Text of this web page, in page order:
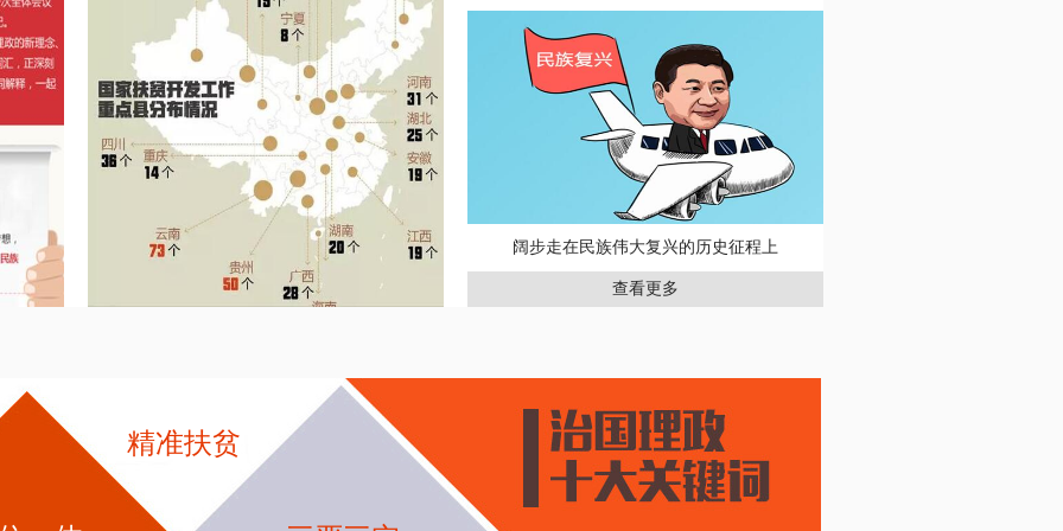
阔步走在民族伟大复兴的历史征程上
查看更多
精准扶贫